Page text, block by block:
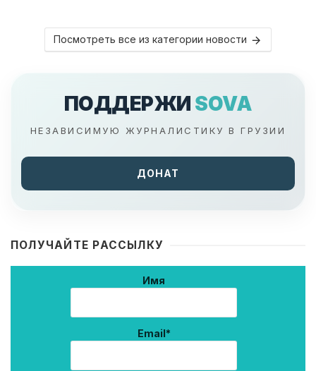
Посмотреть все из категории новости
ПОДДЕРЖИ SOVA
НЕЗАВИСИМУЮ ЖУРНАЛИСТИКУ В ГРУЗИИ
ДОНАТ
ПОЛУЧАЙТЕ РАССЫЛКУ
Имя
Email*